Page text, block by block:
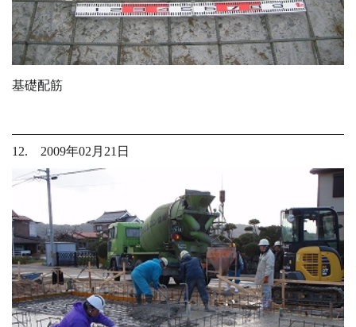
基礎配筋
12. 2009年02月21日